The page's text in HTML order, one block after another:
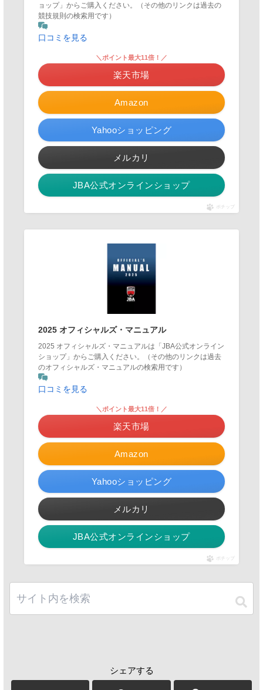
ョップ」からご購入ください。（その他のリンクは過去の
競技規則の検索用です）
口コミを見る
Amazon
＼ポイント最大11倍！／
楽天市場
Yahooショッピング
メルカリ
JBA公式オンラインショップ
ポチップ
2025 オフィシャルズ・マニュアル
2025 オフィシャルズ・マニュアルは「JBA公式オンライン
ショップ」からご購入ください。（その他のリンクは過去
のオフィシャルズ・マニュアルの検索用です）
口コミを見る
Amazon
＼ポイント最大11倍！／
楽天市場
Yahooショッピング
メルカリ
JBA公式オンラインショップ
ポチップ
シェアする